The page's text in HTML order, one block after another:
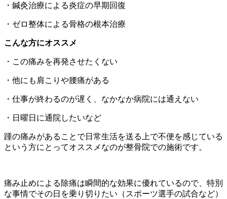
・鍼灸治療による炎症の早期回復
・ゼロ整体による骨格の根本治療
こんな方にオススメ
・この痛みを再発させたくない
・他にも肩こりや腰痛がある
・仕事が終わるのが遅く、なかなか病院には通えない
・日曜日に通院したいなど
踵の痛みがあることで日常生活を送る上で不便を感じている
という方にとってオススメなのが整骨院での施術です。
痛み止めによる除痛は瞬間的な効果に優れているので、特別
な事情でその日を乗り切りたい（スポーツ選手の試合など）